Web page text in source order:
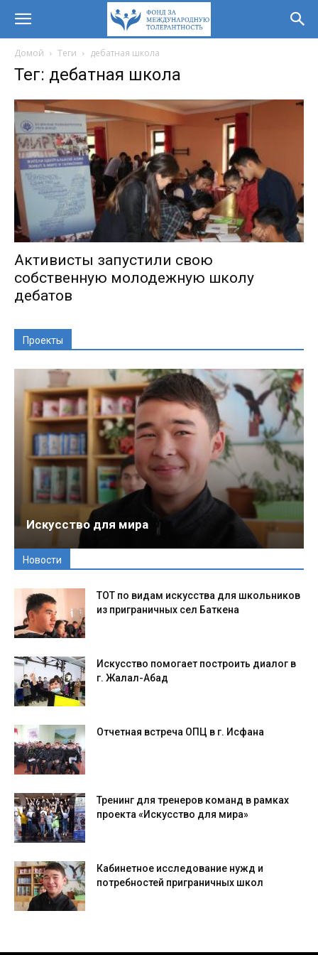
Домой Теги дебатная школа
Тег: дебатная школа
Активисты запустили свою
собственную молодежную школу
дебатов
Проекты
Искусство для мира
Новости
ТОТ по видам искусства для школьников
из приграничных сел Баткена
Искусство помогает построить диалог в
г. Жалал-Абад
Отчетная встреча ОПЦ в г. Исфана
Тренинг для тренеров команд в рамках
проекта «Искусство для мира»
Кабинетное исследование нужд и
потребностей приграничных школ